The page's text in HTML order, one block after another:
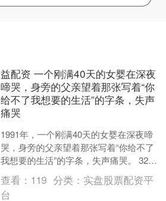
益配资 一个刚满40天的女婴在深夜
啼哭，身旁的父亲望着那张写着“你
给不了我想要的生活”的字条，失声
痛哭
1991年，一个刚满40天的女婴在深夜啼
哭，身旁的父亲望着那张写着“你给不了
我想要的生活”的字条，失声痛哭。 32年
后，那个写纸条的女人，正对着电视里
万人欢呼的....
查看： 119 分类： 实盘股票配资平
台